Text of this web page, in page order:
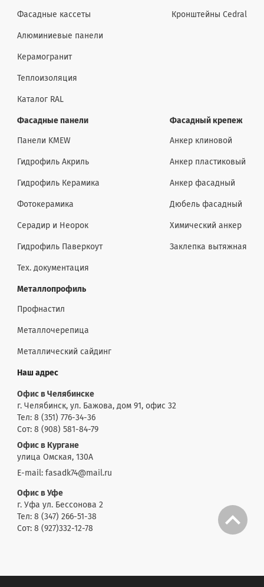
Фасадные кассеты
Алюминиевые панели
Керамогранит
Теплоизоляция
Каталог RAL
Кронштейны Cedral
Фасадные панели
Панели KMEW
Гидрофиль Акриль
Гидрофиль Керамика
Фотокерамика
Серадир и Неорок
Гидрофиль Паверкоут
Тех. документация
Фасадный крепеж
Анкер клиновой
Анкер пластиковый
Анкер фасадный
Дюбель фасадный
Химический анкер
Заклепка вытяжная
Металлопрофиль
Профнастил
Металлочерепица
Металлический сайдинг
Наш адрес
Офис в Челябинске
г. Челябинск, ул. Бажова, дом 91, офис 32
Тел: 8 (351) 776-34-36
Сот: 8 (908) 581-84-79
Офис в Кургане
улица Омская, 130А
Офис в Уфе
г. Уфа ул. Бессонова 2
Тел: 8 (347) 266-51-38
Сот: 8 (927)332-12-78
E-mail: fasadk74@mail.ru